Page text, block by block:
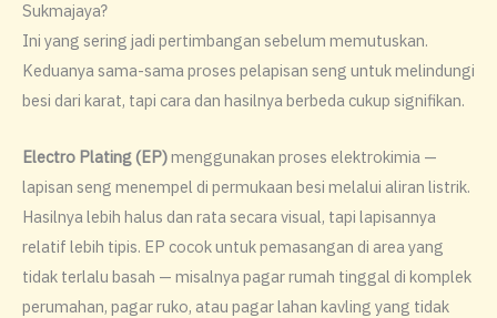
Sukmajaya?
Ini yang sering jadi pertimbangan sebelum memutuskan.
Keduanya sama-sama proses pelapisan seng untuk melindungi
besi dari karat, tapi cara dan hasilnya berbeda cukup signifikan.
Electro Plating (EP)menggunakan proses elektrokimia —
lapisan seng menempel di permukaan besi melalui aliran listrik.
Hasilnya lebih halus dan rata secara visual, tapi lapisannya
relatif lebih tipis. EP cocok untuk pemasangan di area yang
tidak terlalu basah — misalnya pagar rumah tinggal di komplek
perumahan, pagar ruko, atau pagar lahan kavling yang tidak